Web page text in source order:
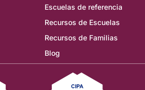
Escuelas de referencia
Recursos de Escuelas
Recursos de Familias
Blog